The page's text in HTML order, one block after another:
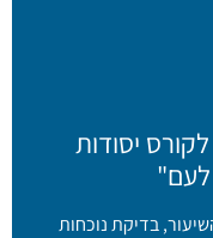
יסודות
בדיקת נוכחות